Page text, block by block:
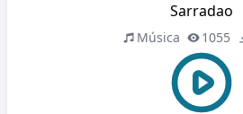
Sarradao
Música 1055